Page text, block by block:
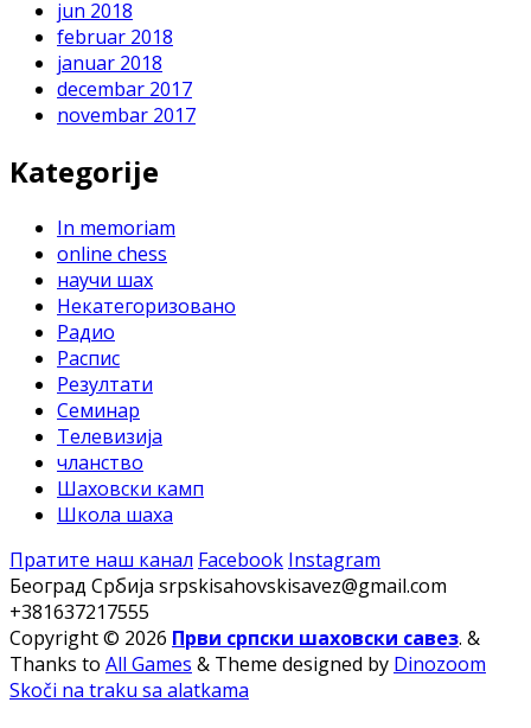
jun 2018
februar 2018
januar 2018
decembar 2017
novembar 2017
Kategorije
In memoriam
online chess
научи шах
Некатегоризовано
Радио
Распис
Резултати
Семинар
Телевизија
чланство
Шаховски камп
Школа шаха
Пратите наш канал Facebook Instagram
Београд Србија srpskisahovskisavez@gmail.com
+381637217555
Copyright © 2026 Први српски шаховски савез. &
Thanks to All Games & Theme designed by Dinozoom
Skoči na traku sa alatkama